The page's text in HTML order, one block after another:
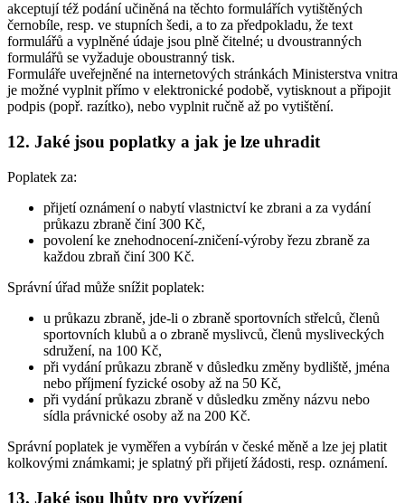
akceptují též podání učiněná na těchto formulářích vytištěných
černobíle, resp. ve stupních šedi, a to za předpokladu, že text
formulářů a vyplněné údaje jsou plně čitelné; u dvoustranných
formulářů se vyžaduje oboustranný tisk.
Formuláře uveřejněné na internetových stránkách Ministerstva vnitra
je možné vyplnit přímo v elektronické podobě, vytisknout a připojit
podpis (popř. razítko), nebo vyplnit ručně až po vytištění.
12. Jaké jsou poplatky a jak je lze uhradit
Poplatek za:
přijetí oznámení o nabytí vlastnictví ke zbrani a za vydání
průkazu zbraně činí 300 Kč,
povolení ke znehodnocení-zničení-výroby řezu zbraně za
každou zbraň činí 300 Kč.
Správní úřad může snížit poplatek:
u průkazu zbraně, jde-li o zbraně sportovních střelců, členů
sportovních klubů a o zbraně myslivců, členů mysliveckých
sdružení, na 100 Kč,
při vydání průkazu zbraně v důsledku změny bydliště, jména
nebo příjmení fyzické osoby až na 50 Kč,
při vydání průkazu zbraně v důsledku změny názvu nebo
sídla právnické osoby až na 200 Kč.
Správní poplatek je vyměřen a vybírán v české měně a lze jej platit
kolkovými známkami; je splatný při přijetí žádosti, resp. oznámení.
13. Jaké jsou lhůty pro vyřízení